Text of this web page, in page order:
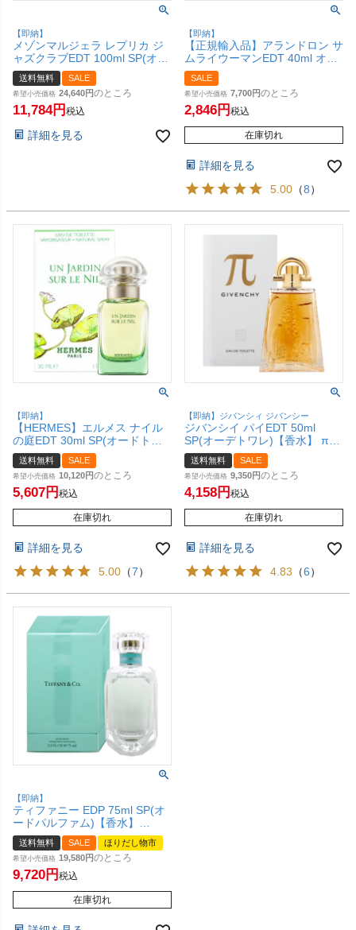
【即納】
メゾンマルジェラ レプリカ ジ
ャズクラブEDT 100ml SP(オー
ドトワレ)【香水】(6047843)
【宅配便送料無料】
送料無料 SALE
希望小売価格 24,640 のところ
11,784 税込
詳細を見る
【即納】
【正規輸入品】アランドロン サ
ムライウーマンEDT 40ml オー
ドトワレ【香水】【SBT】
SALE
希望小売価格 7,700 のところ
2,846 税込
在庫切れ
詳細を見る
5.00 （8）
【即納】
【HERMES】エルメス ナイル
の庭EDT 30ml SP(オードトワ
レ)【香水】【宅配便送料無
料】
送料無料 SALE
希望小売価格 10,120 のところ
5,607 税込
在庫切れ
詳細を見る
5.00 （7）
【即納】ジバンシィ ジバンシー
ジバンシイ パイEDT 50ml
SP(オーデトワレ)【香水】 π
(パイ)【宅配便送料無料】
送料無料 SALE
希望小売価格 9,350 のところ
4,158 税込
在庫切れ
詳細を見る
4.83 （6）
【即納】
ティファニー EDP 75ml SP(オ
ードパルファム)【香水】
TIFFANY&Co.【宅配便送料無
料】 (6043548)
送料無料 SALE ほりだし物市
希望小売価格 19,580 のところ
9,720 税込
在庫切れ